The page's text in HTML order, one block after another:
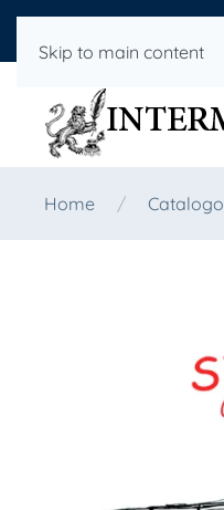
Skip to main content
Home Catalogo